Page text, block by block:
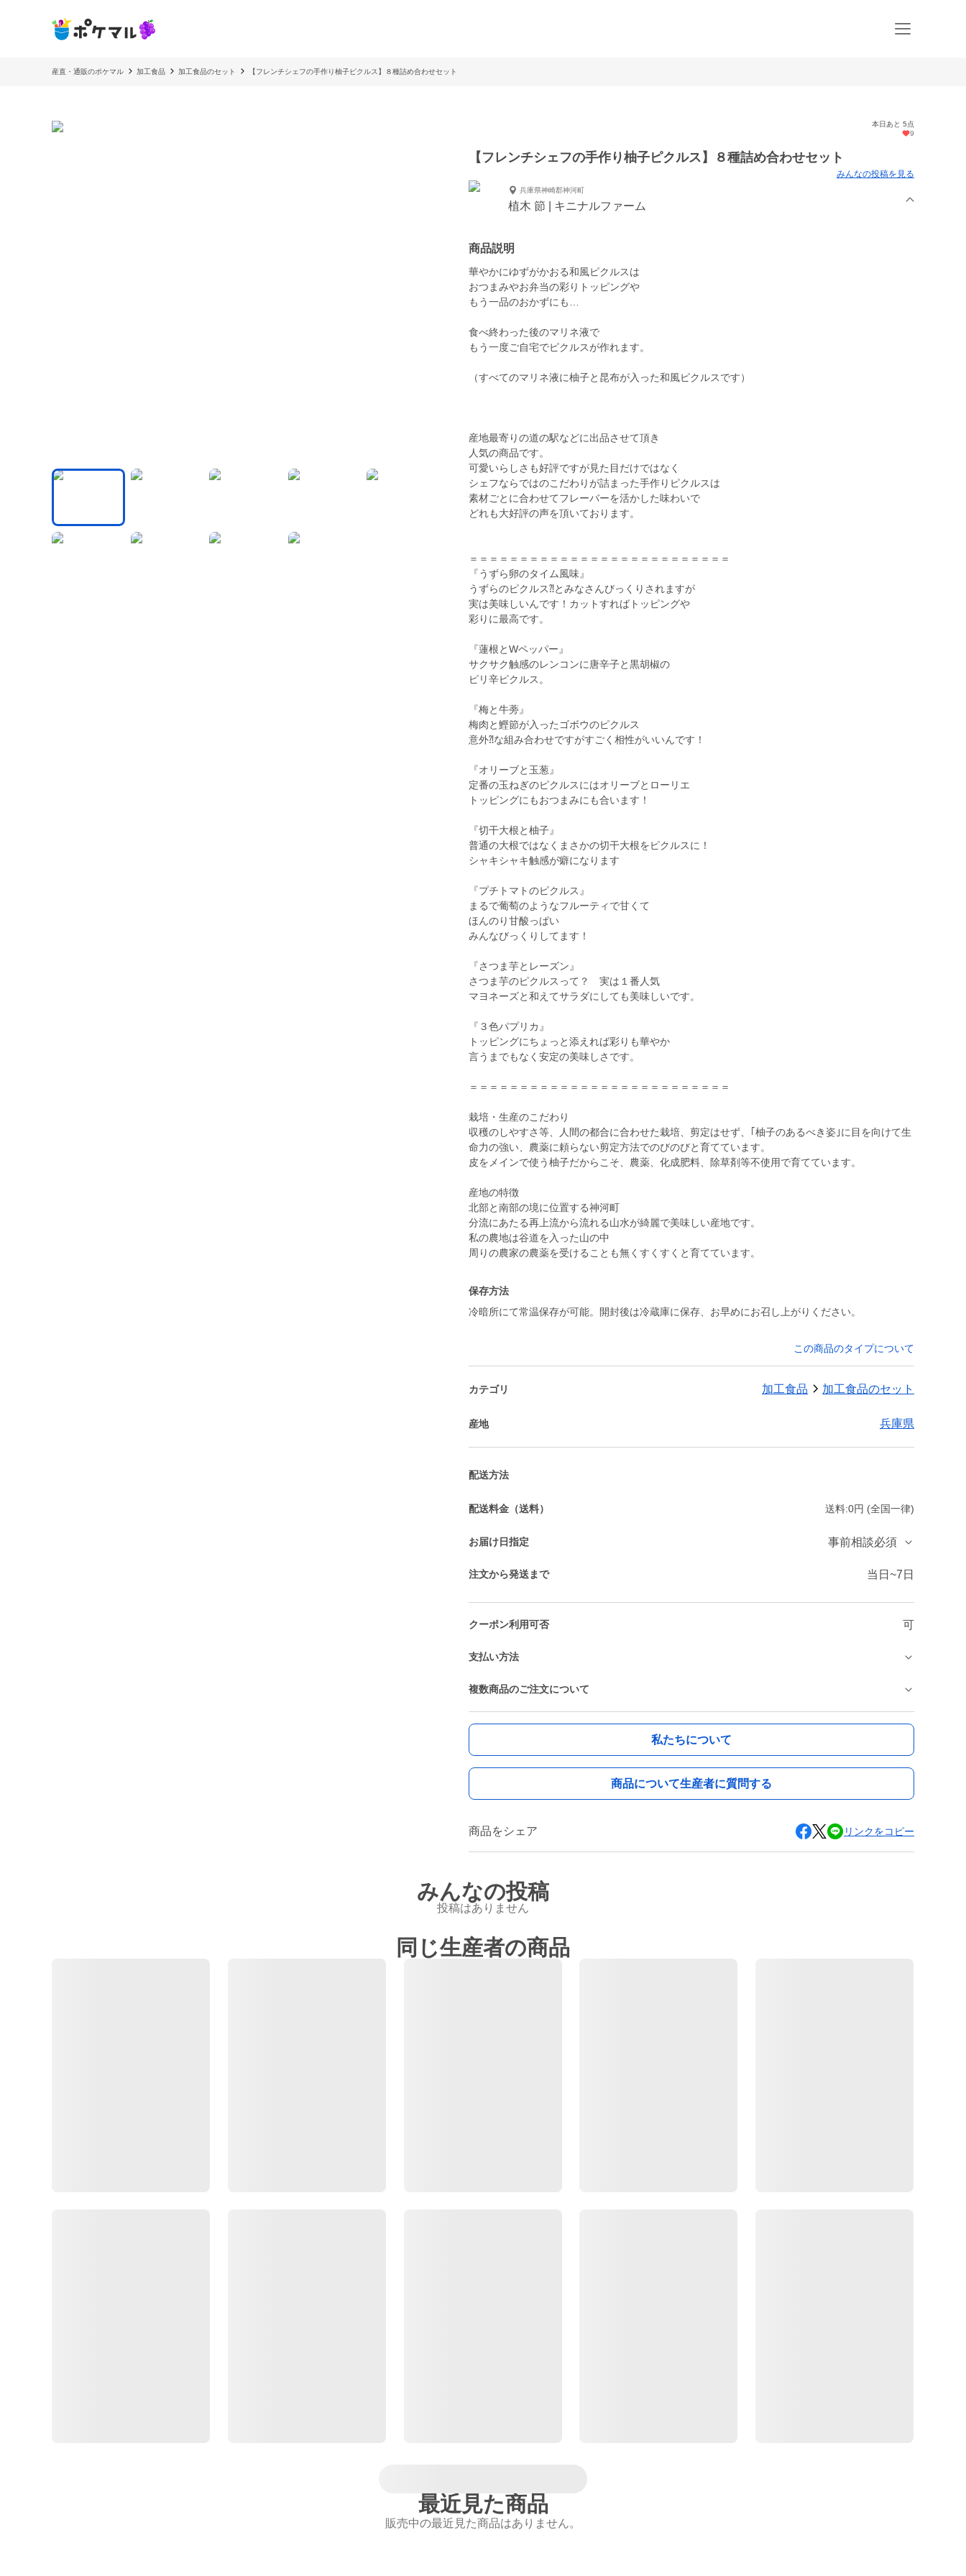
産直・通販のポケマル 加工食品 加工食品のセット 【フレンチシェフの手作り柚子ピクルス】８種詰め合わせセット
本日あと 5点
9
【フレンチシェフの手作り柚子ピクルス】８種詰め合わせセット
みんなの投稿を見る
兵庫県神崎郡神河町
植木 節 | キニナルファーム
商品説明
華やかにゆずがかおる和風ピクルスは
おつまみやお弁当の彩りトッピングや
もう一品のおかずにも…
食べ終わった後のマリネ液で
もう一度ご自宅でピクルスが作れます。
（すべてのマリネ液に柚子と昆布が入った和風ピクルスです）
産地最寄りの道の駅などに出品させて頂き
人気の商品です。
可愛いらしさも好評ですが見た目だけではなく
シェフならではのこだわりが詰まった手作りピクルスは
素材ごとに合わせてフレーバーを活かした味わいで
どれも大好評の声を頂いております。
＝＝＝＝＝＝＝＝＝＝＝＝＝＝＝＝＝＝＝＝＝＝＝＝＝＝
『うずら卵のタイム風味』
うずらのピクルス⁈とみなさんびっくりされますが
実は美味しいんです！カットすればトッピングや
彩りに最高です。
『蓮根とWペッパー』
サクサク触感のレンコンに唐辛子と黒胡椒の
ピリ辛ピクルス。
『梅と牛蒡』
梅肉と鰹節が入ったゴボウのピクルス
意外⁈な組み合わせですがすごく相性がいいんです！
『オリーブと玉葱』
定番の玉ねぎのピクルスにはオリーブとローリエ
トッピングにもおつまみにも合います！
『切干大根と柚子』
普通の大根ではなくまさかの切干大根をピクルスに！
シャキシャキ触感が癖になります
『プチトマトのピクルス』
まるで葡萄のようなフルーティで甘くて
ほんのり甘酸っぱい
みんなびっくりしてます！
『さつま芋とレーズン』
さつま芋のピクルスって？ 実は１番人気
マヨネーズと和えてサラダにしても美味しいです。
『３色パプリカ』
トッピングにちょっと添えれば彩りも華やか
言うまでもなく安定の美味しさです。
＝＝＝＝＝＝＝＝＝＝＝＝＝＝＝＝＝＝＝＝＝＝＝＝＝＝
栽培・生産のこだわり
収穫のしやすさ等、人間の都合に合わせた栽培、剪定はせず、｢柚子のあるべき姿｣に目を向けて生
命力の強い、農薬に頼らない剪定方法でのびのびと育てています。
皮をメインで使う柚子だからこそ、農薬、化成肥料、除草剤等不使用で育てています。
産地の特徴
北部と南部の境に位置する神河町
分流にあたる再上流から流れる山水が綺麗で美味しい産地です。
私の農地は谷道を入った山の中
保存方法
この商品のタイプについて
カテゴリ 加工食品 加工食品のセット
産地 兵庫県
配送方法
配送料金（送料） 送料:0円 (全国一律)
お届け日指定 事前相談必須
注文から発送まで 当日~7日
クーポン利用可否 可
支払い方法
複数商品のご注文について
私たちについて
商品について生産者に質問する
商品をシェア リンクをコピー
みんなの投稿
投稿はありません
同じ生産者の商品
最近見た商品
販売中の最近見た商品はありません。